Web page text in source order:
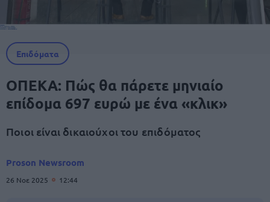
Επιδόματα
ΟΠΕΚΑ: Πώς θα πάρετε μηνιαίο
επίδομα 697 ευρώ με ένα «κλικ»
Ποιοι είναι δικαιούχοι του επιδόματος
Proson Newsroom
26 Νοε 2025 12:44